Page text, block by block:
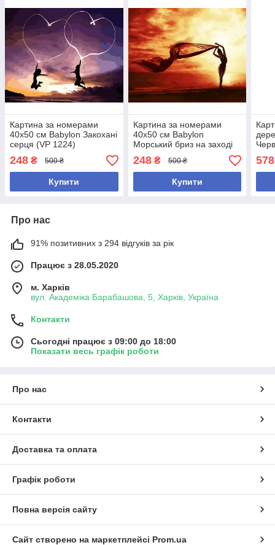
Картина за номерами
40х50 см Babylon Закохані
серця (VP 1224)
248 ₴ 500 ₴
Купити
Картина за номерами
40х50 см Babylon
Морський бриз на заході
(VP 1229)
248₴ 500 ₴
Купити
578
Про нас
91% позитивних з 294 відгуків за рік
Працює з 28.05.2020
м. Харків
вул. Академіка Барабашова, 5, Харків, Україна
Контакти
Сьогодні працює з 09:00 до 18:00
Показати весь графік роботи
Про нас
Контакти
Доставка та оплата
Графік роботи
Повна версія сайту
Сайт створено на маркетплейсі Prom.ua